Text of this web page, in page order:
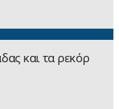
και τα ρεκόρ